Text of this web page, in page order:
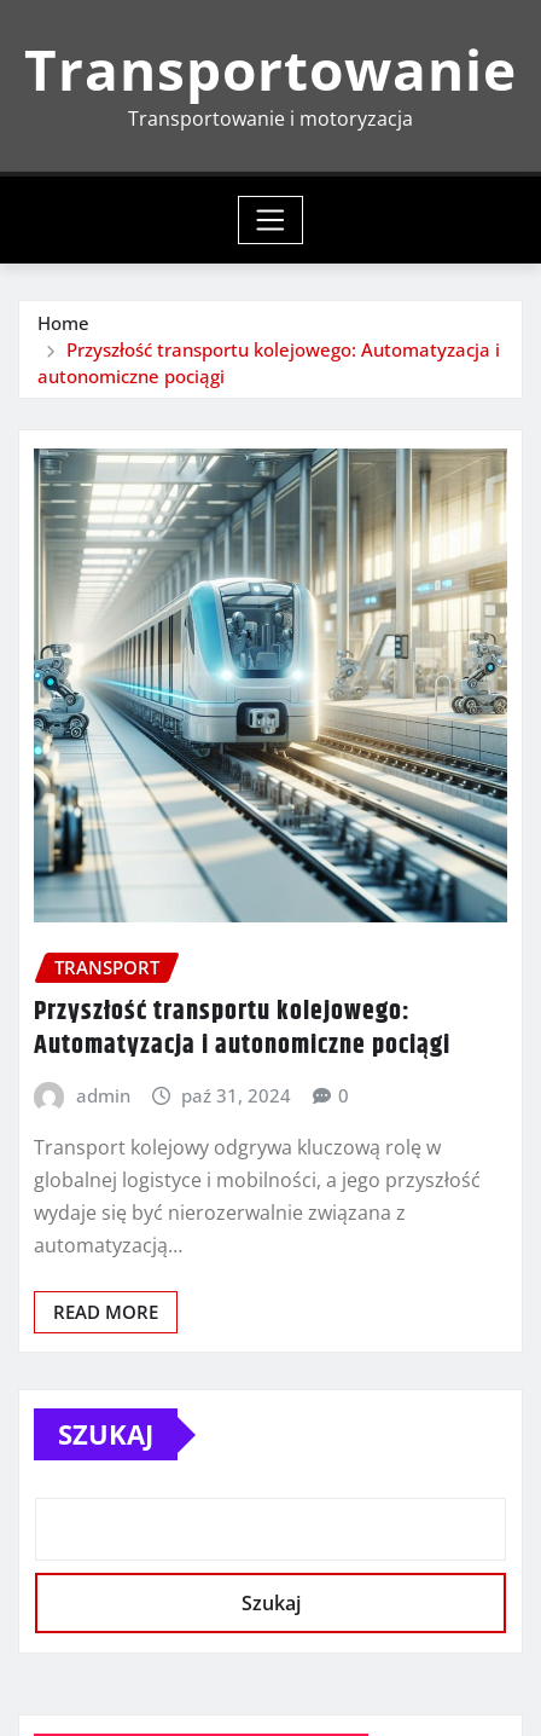
Transportowanie
Transportowanie i motoryzacja
Home
Przyszłość transportu kolejowego: Automatyzacja i
autonomiczne pociągi
TRANSPORT
Przyszłość transportu kolejowego:
Automatyzacja i autonomiczne pociągi
admin paź 31, 2024 0
Transport kolejowy odgrywa kluczową rolę w
globalnej logistyce i mobilności, a jego przyszłość
wydaje się być nierozerwalnie związana z
automatyzacją…
READ MORE
SZUKAJ
Szukaj